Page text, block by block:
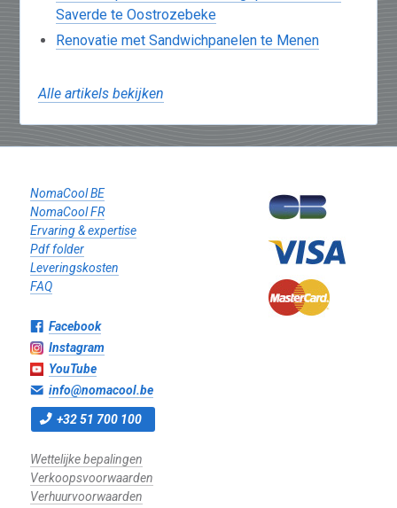
Saverde te Oostrozebeke
Renovatie met Sandwichpanelen te Menen
Alle artikels bekijken
NomaCool BE
NomaCool FR
Ervaring & expertise
Pdf folder
Leveringskosten
FAQ
Facebook
Instagram
YouTube
info@nomacool.be
+32 51 700 100
Wettelijke bepalingen
Verkoopsvoorwaarden
Verhuurvoorwaarden